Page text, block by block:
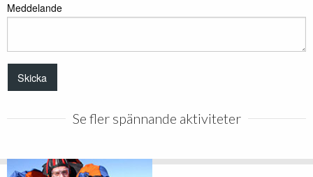
Meddelande
Se fler spännande aktiviteter